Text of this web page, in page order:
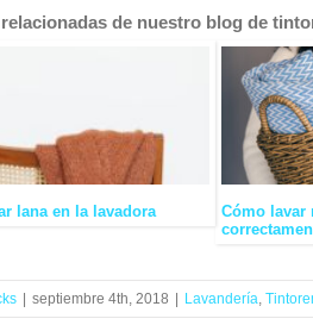
relacionadas de nuestro blog de
lana en la lavadora
Cómo lavar
septiembre 4th, 2018 Lavandería,